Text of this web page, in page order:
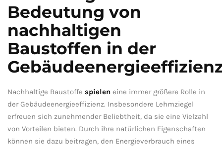
Bedeutung von
‌nachhaltigen⁣
Baustoffen in‍ der
Nachhaltige ‌Baustoffe spielen ‌eine immer größere Rolle in
der Gebäudeenergieeffizienz. Insbesondere Lehmziegel
‍erfreuen sich zunehmender⁢ Beliebtheit, da sie eine Vielzahl
von Vorteilen bieten. Durch ihre natürlichen Eigenschaften
können sie dazu beitragen, den ​Energieverbrauch eines